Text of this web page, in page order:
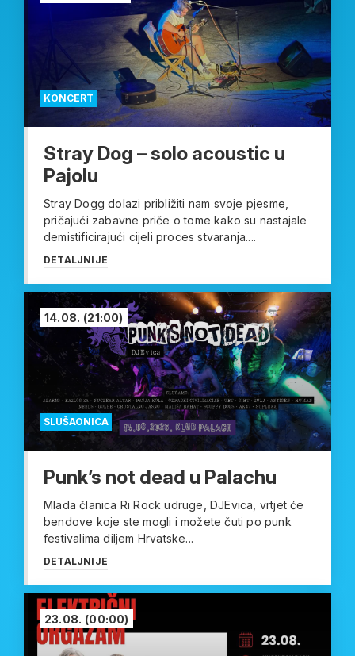
KONCERT
Stray Dog – solo acoustic u
Pajolu
Stray Dogg dolazi približiti nam svoje pjesme,
pričajući zabavne priče o tome kako su nastajale
demistificirajući cijeli proces stvaranja....
DETALJNIJE
SLUŠAONICA
14.08. (21:00)
Punk’s not dead u Palachu
Mlada članica Ri Rock udruge, DJEvica, vrtjet će
bendove koje ste mogli i možete čuti po punk
festivalima diljem Hrvatske...
DETALJNIJE
23.08. (00:00)